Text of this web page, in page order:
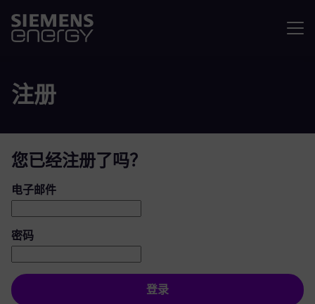
注册
您已经注册了吗？
登录：用户和密码
电子邮件
密码
登录